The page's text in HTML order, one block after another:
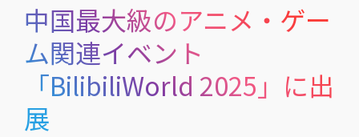
中国最大級のアニメ・ゲー
ム関連イベント
「BilibiliWorld 2025」に出
展